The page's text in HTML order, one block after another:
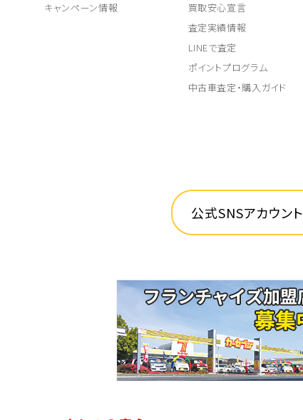
キャンペーン情報
買取安心宣言
査定実績情報
LINEで査定
ポイントプログラム
中古車査定・購入ガイド
公式SNSアカウント